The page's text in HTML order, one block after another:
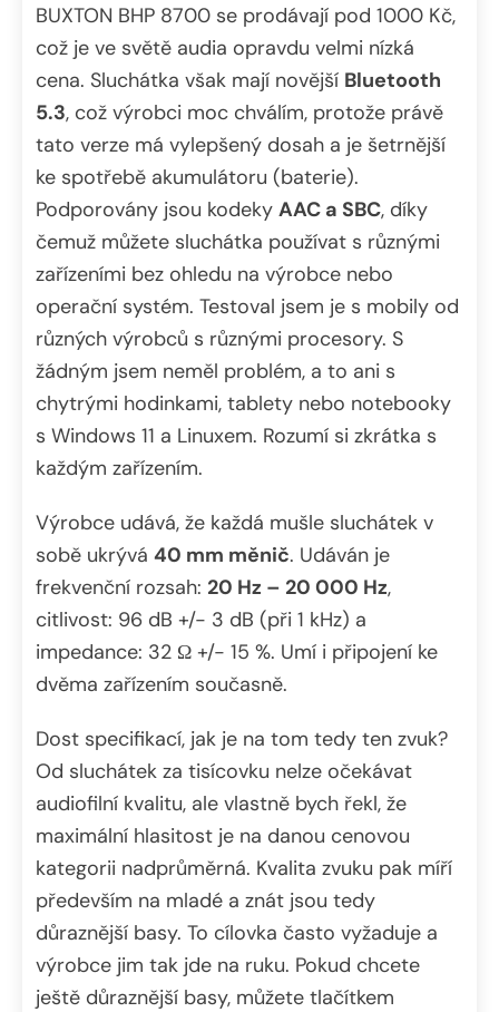
BUXTON BHP 8700 se prodávají pod 1000 Kč,
což je ve světě audia opravdu velmi nízká
cena. Sluchátka však mají novější Bluetooth
5.3, což výrobci moc chválím, protože právě
tato verze má vylepšený dosah a je šetrnější
ke spotřebě akumulátoru (baterie).
Podporovány jsou kodeky AAC a SBC, díky
čemuž můžete sluchátka používat s různými
zařízeními bez ohledu na výrobce nebo
operační systém. Testoval jsem je s mobily od
různých výrobců s různými procesory. S
žádným jsem neměl problém, a to ani s
chytrými hodinkami, tablety nebo notebooky
s Windows 11 a Linuxem. Rozumí si zkrátka s
každým zařízením.
Výrobce udává, že každá mušle sluchátek v
sobě ukrývá 40 mm měnič. Udáván je
frekvenční rozsah: 20 Hz – 20 000 Hz,
citlivost: 96 dB +/- 3 dB (při 1 kHz) a
impedance: 32 Ω +/- 15 %. Umí i připojení ke
dvěma zařízením současně.
Dost specifikací, jak je na tom tedy ten zvuk?
Od sluchátek za tisícovku nelze očekávat
audiofilní kvalitu, ale vlastně bych řekl, že
maximální hlasitost je na danou cenovou
kategorii nadprůměrná. Kvalita zvuku pak míří
především na mladé a znát jsou tedy
důraznější basy. To cílovka často vyžaduje a
výrobce jim tak jde na ruku. Pokud chcete
ještě důraznější basy, můžete tlačítkem